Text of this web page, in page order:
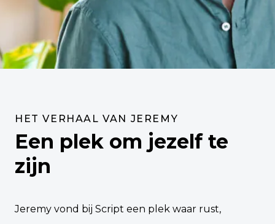
HET VERHAAL VAN JEREMY
Een plek om jezelf te
zijn
Jeremy vond bij Script een plek waar rust,